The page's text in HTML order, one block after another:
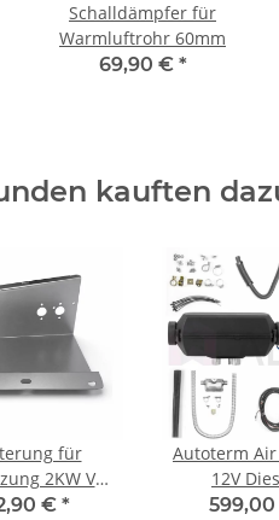
Schalldämpfer für
Warmluftrohr 60mm
69,90 € *
kauften
für
2KW VW
Unterflur
€ *
Autoterm Air
12V